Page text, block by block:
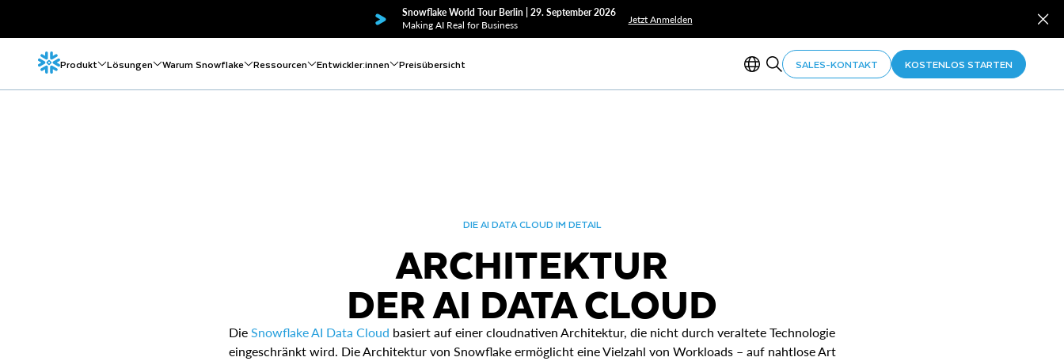
Snowflake World Tour Berlin | 29. September 2026
Making AI Real for Business
Jetzt Anmelden
Produkt Lösungen Warum Snowflake Ressourcen Entwickler:innen Preisübersicht SALES-KONTAKT KOSTENLOS STARTEN
DIE AI DATA CLOUD IM DETAIL
ARCHITEKTUR
DER AI DATA CLOUD
Die Snowflake AI Data Cloud basiert auf einer cloudnativen Architektur, die nicht durch veraltete Technologie
eingeschränkt wird. Die Architektur von Snowflake ermöglicht eine Vielzahl von Workloads – auf nahtlose Art